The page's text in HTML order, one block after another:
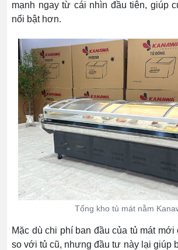
mạnh ngay từ cái nhìn đầu tiên, giúp
nổi bật hơn.
Tổng kho tủ mát nằm
Mặc dù chi phí ban đầu của tủ mát
so với tủ cũ, nhưng đầu tư này lại giúp